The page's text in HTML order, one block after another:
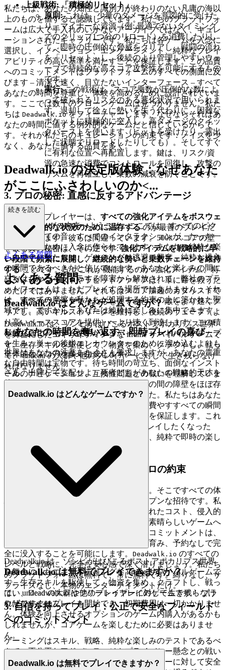
上級戦術: 「積極的リセット」
原則:これは、少量のダメージを意図的に受けた
り、マイナーな資源（例: 最適でないタイミング
でのクリップ1つ分のリロード）を消費したりし
て、即時の圧倒的な脅威をクリアし、戦闘の流れ
を「リセット」し、後続のより管理しやすいウェ
ーブで持続的な高スコア攻撃性を可能にするもの
です。
実行:この戦術は、スコア乗数が圧倒的な数によ
って破られるリスクのある悪化状況で用いられま
す。退却して徐々に勢いを失う代わりに、困難な
ポケットに積極的に突入し、高ダメージのクイッ
クバーストを使います（ヒットを受けたり、露出
した状態でリロードしたりしても）。そしてすぐ
に有利な位置へ再配置します。鍵は、リスク/資
源の急速な消費でコントロールを回復し、攻撃の
リズムを再確立し、乗数の減衰を防ぐことです。
3. プロの秘密: 直感に反するアドバンテージ
ほとんどのプレイヤーは、 すべての強化アイテムをボスウェ
ーブや絶望的な状況のために温存するのが最善のプレイだ
と思っています。彼らは間違っています。500k スコアの壁
を破る真の秘密は、その逆です:強化アイテムを戦略的に早
い段階で頻繁に展開し、継続的な勢いと乗数チェーンを維持
することです。なぜこれが機能するのか: 強化アイテム、特
にダメージブーストやラピッドファイアは、単に命を救うた
めだけではありません。それらはスコア加速のカタリストで
す。通常のウェーブでそれらを使うことで、敵をより速くク
リアし、高いキルストリークを維持し、後続のウェーブ（よ
り高いベーススコアを提供）へより速く到達します。この積
極的な強化アイテム使用がポジティブフィードバックループ
を生み、単一の後半エンカウンターのために溜め込むよりも
全体的なスコアを多く生成します。
さあ、出陣して支配せよ。死者どもがあなたの戦略的天才を
待っています。
私たちは、あなたの知性と識別力が終わりのない凡庸の海以
上のものを値すると認識しています。私たちのプラットフォ
ームは広大で手入れのいかないアーカイブではなく、キュレ
ーションされたギャラリーです。私たちは各ゲームを入念に
選択し、イノベーション、エンゲージメント、純粋なプレイ
アビリティの高い基準を満たすことを保証します。この品質
へのコミットメントはプラットフォームのすべての側面に及
びます – 清潔で速く、目立たないインターフェース – すべて
あなたの時間を尊重し、体験を高めるために設計されていま
す。ここでは数千のクローンゲームは見つかりません。私た
ちは Deadwalk.ioをフィーチャーします、なぜならそれはあ
なたの時間に値する例外的なゲームだと信じているからで
す。それが私たちのキュレーションの約束です：ノイズを少
なく、あなたに値する品質を多く。
Deadwalk.io の決定版体験：なぜあなた
がここにふさわしいのか<...
/h2>
H5 ゲーミングの未来へようこそ。ここでは、すべてのピク
セル、すべての音、すべてのインタラクションが、たった一
つの目的のために入念に作られています：あなたの純粋な楽
しみです。私たちは、ゲーミングは逃避、興奮、純粋な没入
の瞬間であるべきだと信じています – あなたと楽しみの間に
立ちはだかるイライラする障害から解放されて。弊社のプラ
ットフォームは、ただプレイする場所ではありません；それ
は、すべての摩擦を私たちが処理する約束の上に築かれた聖
域です。ですから、あなたは純粋に楽しみに集中できます。
1. あなたの時間を奪い返す：即時プレイの喜び
世界はあなたの注意をたくさん要求しますが、あなたの貴重
な自由時間は宝物です。待ち時間の苛立ち、面倒なインスト
ールのナビゲーション、互換性問題との戦いを理解していま
す。だからこそ、私たちはあなたと冒険の間の障壁をほぼ存
在しないプラットフォームを設計しました。私たちはあなた
の時間を何よりも重視し、ゲーミングに費やすすべての瞬間
が準備ではなくプレイに費やされることを保証します。これ
をプレイしたくなった
ら、数秒でゲームに入れます。摩擦なし、純粋で即時の楽し
みのだけ。
2. 正直な楽しさ：プレッシャーゼロの約束
ゲーミングスペースを想像してください。そこですべての体
験は巧妙に偽装された罠ではなく、オープンな招待です。私
たちは本物のホスピタリティを信じ、隠れたコスト、侵入的
な広告、操作的なペイウォールなしで、素晴らしいゲームへ
のフルアクセスを提供します。私たちのコミットメントは、
真に無料で負担のない体験で、信頼感を育み、予約なしで完
全に没入することを可能にします。 Deadwalk.io のすべての
レベルと戦略に、完全な安心感で深く潜りましょう。私たち
のプラットフォームは無料で、常に無料です。縛りなし、サ
プライズなし、本物のエンターテイメントだけ。
3. 自信を持ってプレイ：公正で安全なフィールド
へのコミットメント
ゲーミングはスキル、戦略、純粋な楽しみのテストであるべ
きで、不公平なアドバンテージやプライバシー懸念との戦い
ではありません。私たちはすべてのプレイヤーに対して安全
続きを読む
よくある質問
よくある質問
Deadwalk.io はどんなゲームですか？
Deadwalk.io は、ゾンビがはびこるポストアポカリプス世界
を舞台にしたエキサイティングな iframe サバイバルゲームで
す。生存スキルを駆使して、物資を集め、クラフトし、戦っ
て、 undead の大群や他のプレイヤーに対して生き残らなけ
ればなりません。
Deadwalk.io はどんなゲームですか？
Deadwalk.io は、ゾンビがはびこるポストアポカリプス世界
を舞台にしたエキサイティングな iframe サバイバルゲームで
す。生存スキルを駆使して、物資を集め、クラフトし、戦っ
て、 undead の大群や他のプレイヤーに対して生き残らなけ
ればなりません。
Deadwalk.io は無料でプレイできますか？
はい、Deadwalk.io はフリートゥプレイのゲームです！ ブラ
ウザですぐにプレイを開始でき、初期費用は一切かかりませ
ん。体験を向上させるオプションのゲーム内購入があるかも
しれませんが、コアゲームを楽しむために必要はありませ
ん。
Deadwalk.io は無料でプレイできますか？